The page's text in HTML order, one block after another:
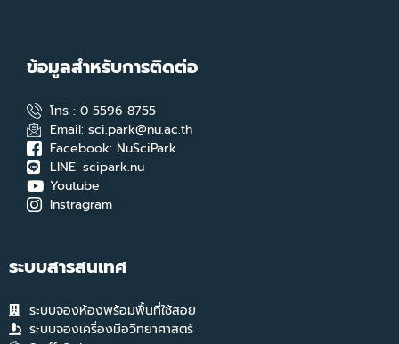
ข้อมูลสำหรับการติดต่อ
โทร : 0 5596 8755
Email: sci.park@nu.ac.th
Facebook: NuSciPark
LINE: scipark.nu
Youtube
Instragram
ระบบสารสนเทศ
ระบบจองห้องพร้อมพื้นที่ใช้สอย
ระบบจองเครื่องมือวิทยาศาสตร์